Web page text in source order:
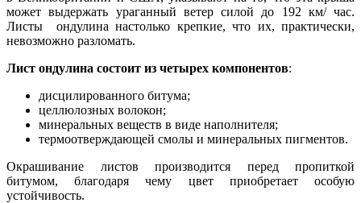
может выдержать ураганный ветер силой до 192 км/ час.
Листы ондулина настолько крепкие, что их, практически,
невозможно разломать.
Лист ондулина состоит из четырех компонентов:
дисцилированного битума;
целлюлозных волокон;
минеральных веществ в виде наполнителя;
термоотверждающей смолы и минеральных пигментов.
Окрашивание листов производится перед пропиткой
битумом, благодаря чему цвет приобретает особую
устойчивость.